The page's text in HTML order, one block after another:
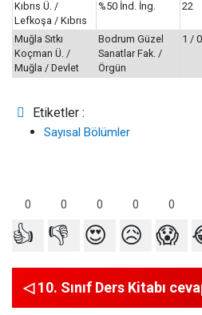
Kıbrıs Ü. /
Lefkoşa / Kıbrıs
%50 İnd. İng.
22
Muğla Sıtkı
Koçman Ü. /
Muğla / Devlet
Bodrum Güzel
Sanatlar Fak. /
Örgün
1 / 0
Etiketler :
Sayısal Bölümler
0 0 0 0 0
👍 👎 😍 😥 😱
◁ 10. Sınıf Ders Kitabı